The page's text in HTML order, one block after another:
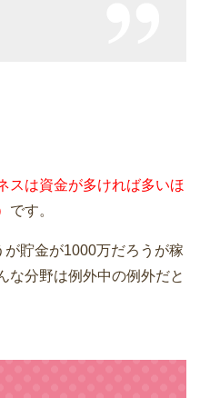
スは資金が多ければ多いほ
です。
貯金が1000万だろうが稼
な分野は例外中の例外だと